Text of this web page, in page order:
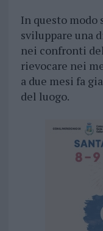
In questo modo
sviluppare una
nei confronti
rievocare nei
a due mesi fa
del luogo.